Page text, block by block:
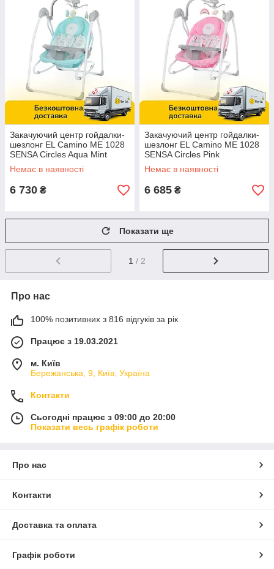
Закачуючий центр гойдалки-
шезлонг EL Camino ME 1028
SENSA Circles Aqua Mint
Немає в наявності
6 730 ₴
Закачуючий центр гойдалки-
шезлонг EL Camino ME 1028
SENSA Circles Pink
Немає в наявності
6 685 ₴
Показати ще
1 / 2
Про нас
100% позитивних з 816 відгуків за рік
Працює з 19.03.2021
м. Київ
Бережанська, 9, Київ, Україна
Контакти
Сьогодні працює з 09:00 до 20:00
Показати весь графік роботи
Про нас
Контакти
Доставка та оплата
Графік роботи